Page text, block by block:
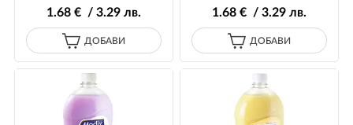
1.68€ / 3.29лв.
ДОБАВИ
1.68 € / 3.29 лв.
ДОБАВИ